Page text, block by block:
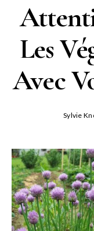
Les
Avec
Sylvie